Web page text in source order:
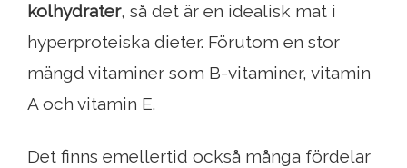
kolhydrater, så det är en idealisk mat i
hyperproteiska dieter. Förutom en stor
mängd vitaminer som B-vitaminer, vitamin
A och vitamin E.
Det finns emellertid också många fördelar